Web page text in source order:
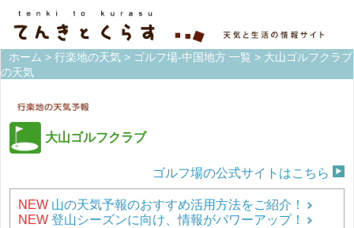
ホーム > 行楽地の天気 > ゴルフ場-中国地方 一覧 > 大山ゴルフクラブ
の天気
大山ゴルフクラブ
ゴルフ場の公式サイトはこちら
NEW 山の天気予報のおすすめ活用方法をご紹介！
NEW 登山シーズンに向け、情報がパワーアップ！